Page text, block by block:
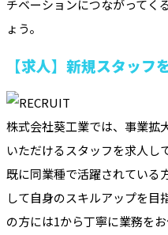
チベーションにつながってく
ょう。
【求人】新規スタッフ
株式会社葵工業では、事業拡
いただけるスタッフを求人し
既に同業種で活躍されている
して自身のスキルアップを目
の方には1から丁寧に業務を